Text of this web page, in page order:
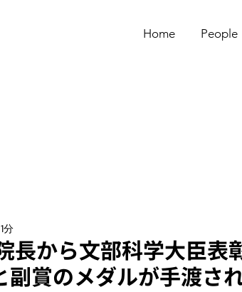
Home People
長から文部科学大臣表
副賞のメダルが手渡さ
分